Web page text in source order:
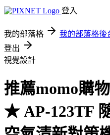
登入
我的部落格 我的部落格後
登出
視覺設計
推薦momo購
★ AP-123TF